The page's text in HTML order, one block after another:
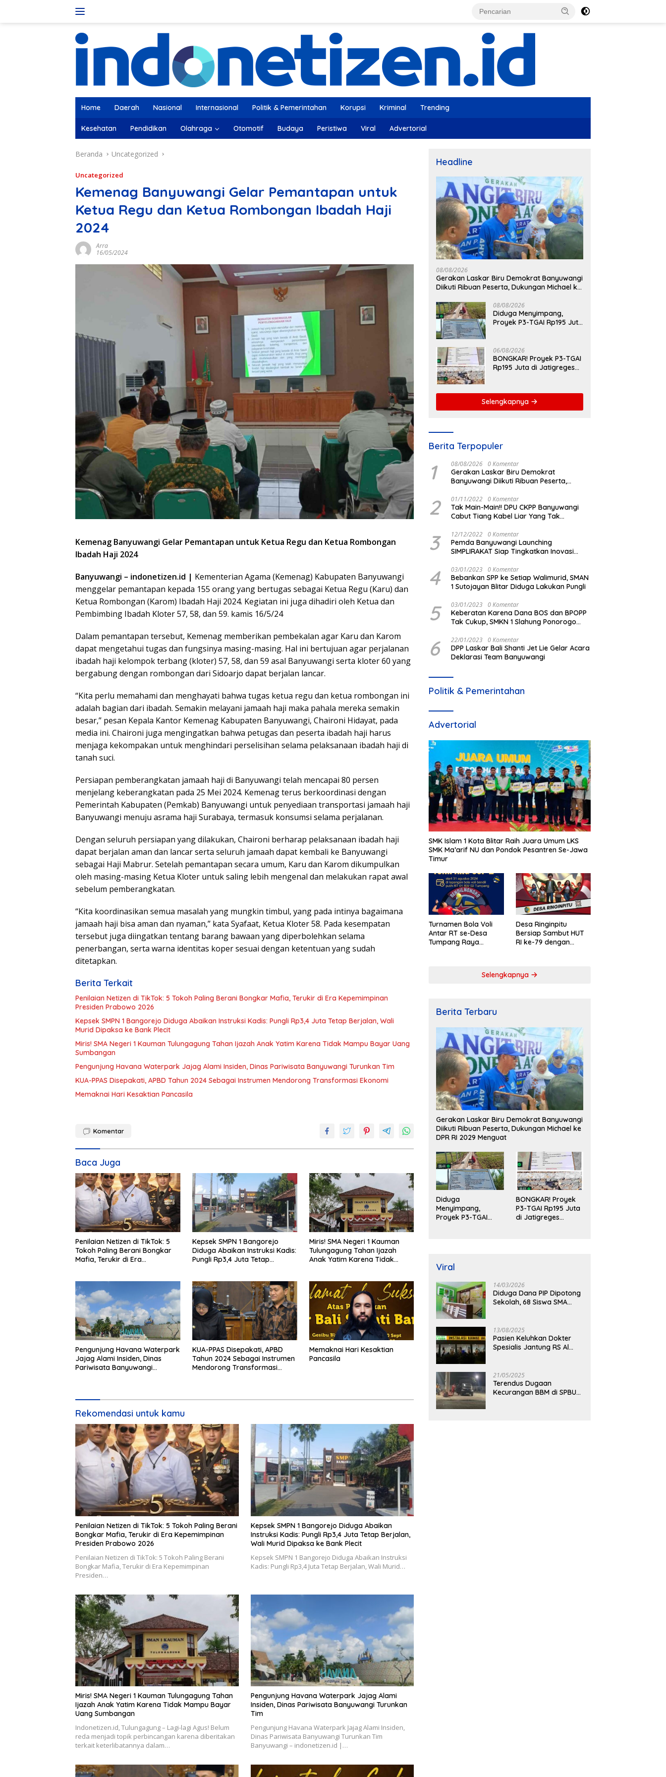
Home Daerah Nasional Internasional Politik & Pemerintahan Korupsi Kriminal Trending
Kesehatan Pendidikan Olahraga Otomotif Budaya Peristiwa Viral Advertorial
Beranda Uncategorized
Uncategorized
Kemenag Banyuwangi Gelar Pemantapan untuk
Ketua Regu dan Ketua Rombongan Ibadah Haji
2024
Arra
16/05/2024
Kemenag Banyuwangi Gelar Pemantapan untuk Ketua Regu dan Ketua Rombongan
Ibadah Haji 2024
Banyuwangi – indonetizen.id | Kementerian Agama (Kemenag) Kabupaten Banyuwangi
menggelar pemantapan kepada 155 orang yang bertugas sebagai Ketua Regu (Karu) dan
Ketua Rombongan (Karom) Ibadah Haji 2024. Kegiatan ini juga dihadiri oleh Ketua dan
Pembimbing Ibadah Kloter 57, 58, dan 59. kamis 16/5/24
Dalam pemantapan tersebut, Kemenag memberikan pembekalan agar Karu dan Karom
dapat mengetahui tugas dan fungsinya masing-masing. Hal ini bertujuan agar perjalanan
ibadah haji kelompok terbang (kloter) 57, 58, dan 59 asal Banyuwangi serta kloter 60 yang
bergabung dengan rombongan dari Sidoarjo dapat berjalan lancar.
“Kita perlu memahami dan menghayati bahwa tugas ketua regu dan ketua rombongan ini
adalah bagian dari ibadah. Semakin melayani jamaah haji maka pahala mereka semakin
besar,” pesan Kepala Kantor Kemenag Kabupaten Banyuwangi, Chaironi Hidayat, pada
media ini. Chaironi juga mengingatkan bahwa petugas dan peserta ibadah haji harus
menjaga kekompakan untuk menghindari perselisihan selama pelaksanaan ibadah haji di
tanah suci.
Persiapan pemberangkatan jamaah haji di Banyuwangi telah mencapai 80 persen
menjelang keberangkatan pada 25 Mei 2024. Kemenag terus berkoordinasi dengan
Pemerintah Kabupaten (Pemkab) Banyuwangi untuk penyediaan transportasi jamaah haji
Banyuwangi menuju asrama haji Surabaya, termasuk konsumsi selama perjalanan.
Dengan seluruh persiapan yang dilakukan, Chaironi berharap pelaksanaan ibadah haji
dapat berjalan aman dan lancar serta seluruh jamaah dapat kembali ke Banyuwangi
sebagai Haji Mabrur. Setelah pemantapan secara umum, Karu dan Karom dikumpulkan
oleh masing-masing Ketua Kloter untuk saling lebih mengenal dan melakukan rapat awal
sebelum pemberangkatan.
“Kita koordinasikan semua masalah yang mungkin timbul, yang pada intinya bagaimana
jamaah haji bisa aman dan nyaman,” kata Syafaat, Ketua Kloter 58. Pada kesempatan
tersebut juga diingatkan tentang barang bawaan yang diperbolehkan selama
penerbangan, serta warna identitas koper sesuai dengan ketentuan yang sudah
ditetapkan.
Berita Terkait
Penilaian Netizen di TikTok: 5 Tokoh Paling Berani Bongkar Mafia, Terukir di Era Kepemimpinan
Presiden Prabowo 2026
Kepsek SMPN 1 Bangorejo Diduga Abaikan Instruksi Kadis: Pungli Rp3,4 Juta Tetap Berjalan, Wali
Murid Dipaksa ke Bank Plecit
Miris! SMA Negeri 1 Kauman Tulungagung Tahan Ijazah Anak Yatim Karena Tidak Mampu Bayar Uang
Sumbangan
Pengunjung Havana Waterpark Jajag Alami Insiden, Dinas Pariwisata Banyuwangi Turunkan Tim
KUA-PPAS Disepakati, APBD Tahun 2024 Sebagai Instrumen Mendorong Transformasi Ekonomi
Memaknai Hari Kesaktian Pancasila
Komentar
Baca Juga
Penilaian Netizen di TikTok: 5
Tokoh Paling Berani Bongkar
Mafia, Terukir di Era
Kepsek SMPN 1 Bangorejo
Diduga Abaikan Instruksi Kadis:
Pungli Rp3,4 Juta Tetap
Miris! SMA Negeri 1 Kauman
Tulungagung Tahan Ijazah
Anak Yatim Karena Tidak
Pengunjung Havana Waterpark
Jajag Alami Insiden, Dinas
Pariwisata Banyuwangi
KUA-PPAS Disepakati, APBD
Tahun 2024 Sebagai Instrumen
Mendorong Transformasi
Memaknai Hari Kesaktian
Pancasila
Rekomendasi untuk kamu
Penilaian Netizen di TikTok: 5 Tokoh Paling Berani
Bongkar Mafia, Terukir di Era Kepemimpinan
Presiden Prabowo 2026
Penilaian Netizen di TikTok: 5 Tokoh Paling Berani
Bongkar Mafia, Terukir di Era Kepemimpinan
Presiden…
Kepsek SMPN 1 Bangorejo Diduga Abaikan
Instruksi Kadis: Pungli Rp3,4 Juta Tetap Berjalan,
Wali Murid Dipaksa ke Bank Plecit
Kepsek SMPN 1 Bangorejo Diduga Abaikan Instruksi
Kadis: Pungli Rp3,4 Juta Tetap Berjalan, Wali Murid…
Miris! SMA Negeri 1 Kauman Tulungagung Tahan
Ijazah Anak Yatim Karena Tidak Mampu Bayar
Uang Sumbangan
Indonetizen.id, Tulungagung – Lagi-lagi Agus! Belum
reda menjadi topik perbincangan karena diberitakan
terkait keterlibatannya dalam…
Pengunjung Havana Waterpark Jajag Alami
Insiden, Dinas Pariwisata Banyuwangi Turunkan
Tim
Pengunjung Havana Waterpark Jajag Alami Insiden,
Dinas Pariwisata Banyuwangi Turunkan Tim
Banyuwangi – indonetizen.id |…
Headline
08/08/2026
Gerakan Laskar Biru Demokrat Banyuwangi
Diikuti Ribuan Peserta, Dukungan Michael ke
08/08/2026
Diduga Menyimpang,
Proyek P3-TGAI Rp195 Juta
Kualifikasi Fisik Meragukan
06/08/2026
BONGKAR! Proyek P3-TGAI
Rp195 Juta di Jatigreges
Adukan Semen Ditiup
Langsung Rontok!
Selengkapnya
Berita Terpopuler
1 08/08/2026 0 Komentar
Gerakan Laskar Biru Demokrat
Banyuwangi Diikuti Ribuan Peserta,
Menguat
2 01/11/2022 0 Komentar
Tak Main-Main!! DPU CKPP Banyuwangi
Cabut Tiang Kabel Liar Yang Tak
3 12/12/2022 0 Komentar
Pemda Banyuwangi Launching
SIMPLIRAKAT Siap Tingkatkan Inovasi
4 03/01/2023 0 Komentar
Bebankan SPP ke Setiap Walimurid, SMAN
1 Sutojayan Blitar Diduga Lakukan Pungli
5 03/01/2023 0 Komentar
Keberatan Karena Dana BOS dan BPOPP
Tak Cukup, SMKN 1 Slahung Ponorogo
6 22/01/2023 0 Komentar
DPP Laskar Bali Shanti Jet Lie Gelar Acara
Deklarasi Team Banyuwangi
Politik & Pemerintahan
Advertorial
SMK Islam 1 Kota Blitar Raih Juara Umum LKS
SMK Ma’arif NU dan Pondok Pesantren Se-Jawa
Timur
Turnamen Bola Voli
Antar RT se-Desa
Tumpang Raya
Desa Ringinpitu
Bersiap Sambut HUT
RI ke-79 dengan
Selengkapnya
Berita Terbaru
Gerakan Laskar Biru Demokrat Banyuwangi
Diikuti Ribuan Peserta, Dukungan Michael ke
DPR RI 2029 Menguat
Diduga
Menyimpang,
Proyek P3-TGAI
Kualifikasi Fisik
Meragukan
BONGKAR! Proyek
P3-TGAI Rp195 Juta
di Jatigreges
Viral
14/03/2026
Diduga Dana PIP Dipotong
Sekolah, 68 Siswa SMA
Sisa Rp200 Ribu
13/08/2025
Pasien Keluhkan Dokter
Spesialis Jantung RS Al
Jadwal Praktik
21/05/2025
Terendus Dugaan
Kecurangan BBM di SPBU